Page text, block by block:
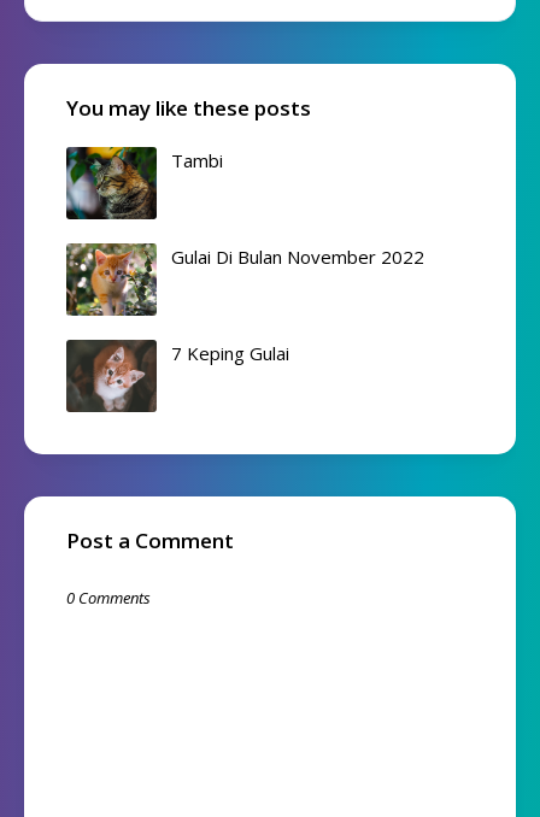
You may like these posts
Tambi
Gulai Di Bulan November 2022
7 Keping Gulai
Post a Comment
0 Comments